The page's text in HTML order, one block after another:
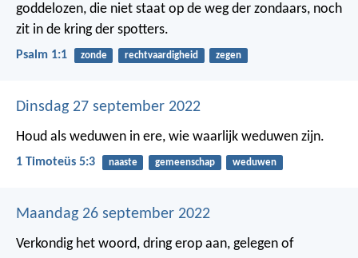
goddelozen, die niet staat op de weg der zondaars, noch
zit in de kring der spotters.
Psalm 1:1 zonde rechtvaardigheid zegen
Dinsdag 27 september 2022
Houd als weduwen in ere, wie waarlijk weduwen zijn.
1 Timoteüs 5:3 naaste gemeenschap weduwen
Maandag 26 september 2022
Verkondig het woord, dring erop aan, gelegen of